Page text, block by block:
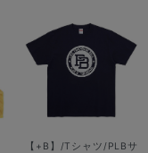
【+B】/Tシャツ/PLBサ